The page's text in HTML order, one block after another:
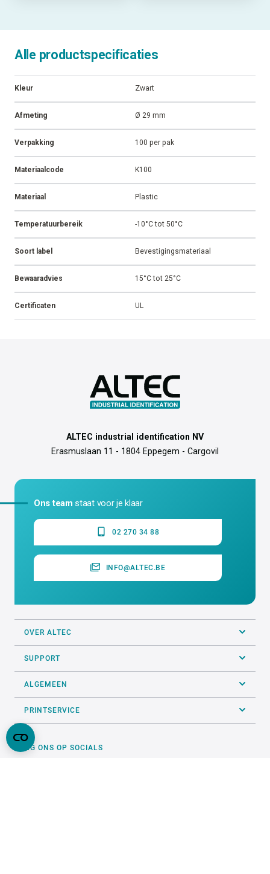
Alle productspecificaties
Kleur Zwart
Afmeting Ø 29 mm
Verpakking 100 per pak
Materiaalcode K100
Materiaal Plastic
Temperatuurbereik -10°C tot 50°C
Soort label Bevestigingsmateriaal
Bewaaradvies 15°C tot 25°C
Certificaten UL
ALTEC industrial identification NV
Erasmuslaan 11 - 1804 Eppegem - Cargovil
Ons team staat voor je klaar
02 270 34 88
INFO@ALTEC.BE
OVER ALTEC
SUPPORT
ALGEMEEN
PRINTSERVICE
VOLG ONS OP SOCIALS